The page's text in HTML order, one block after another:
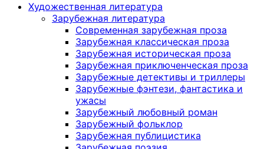
Художественная литература
Зарубежная литература
Современная зарубежная проза
Зарубежная классическая проза
Зарубежная историческая проза
Зарубежная приключенческая проза
Зарубежные детективы и триллеры
Зарубежные фэнтези, фантастика и
ужасы
Зарубежный любовный роман
Зарубежный фольклор
Зарубежная публицистика